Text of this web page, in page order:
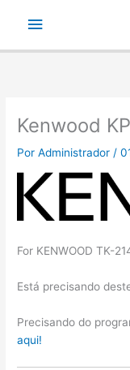
Menu
principal
Kenwood
PorAdministrador /
For KENWOOD TK-
Está precisando
Precisando do
aqui!